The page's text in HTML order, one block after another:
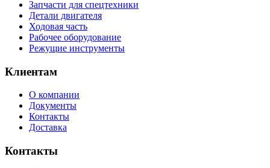
Запчасти для спецтехники
Детали двигателя
Ходовая часть
Рабочее оборудование
Режущие инструменты
Клиентам
О компании
Документы
Контакты
Доставка
Контакты